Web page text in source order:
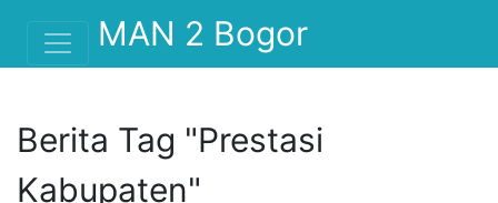
MAN 2 Bogor
Berita Tag "Prestasi
Kabupaten"